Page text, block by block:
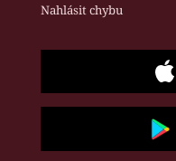
Nahlásit chybu